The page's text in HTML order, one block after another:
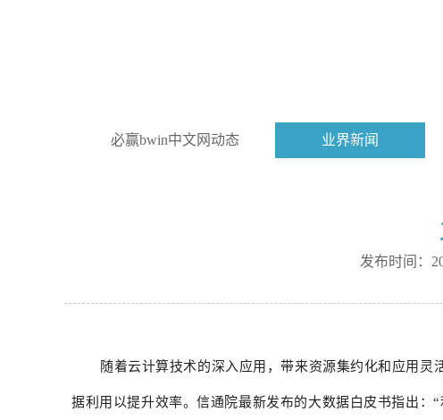
必赢bwin中文网动态 业界新闻
发布时间：
随着云计算技术的深入应用，带来资源集约化和应用
据利用以提升效率。信通院最新发布的大数据白皮书指出